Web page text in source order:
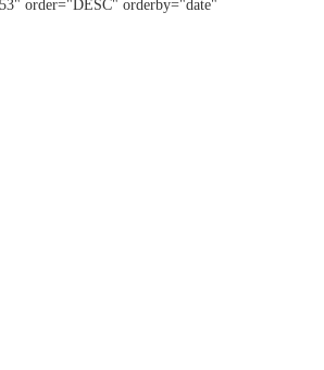
order="DESC" orderby="date"